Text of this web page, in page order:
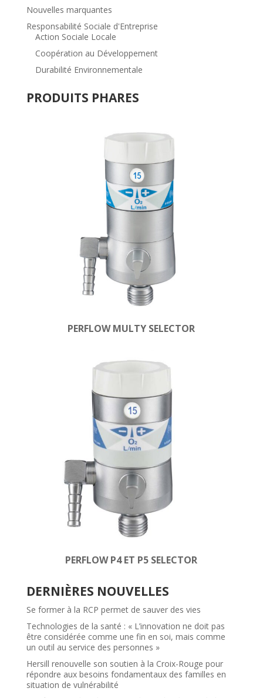
Nouvelles marquantes
Responsabilité Sociale d'Entreprise
Action Sociale Locale
Coopération au Développement
Durabilité Environnementale
PRODUITS PHARES
PERFLOW MULTY SELECTOR
PERFLOW P4 ET P5 SELECTOR
DERNIÈRES NOUVELLES
Se former à la RCP permet de sauver des vies
Technologies de la santé : « L’innovation ne doit pas
être considérée comme une fin en soi, mais comme
un outil au service des personnes »
Hersill renouvelle son soutien à la Croix-Rouge pour
répondre aux besoins fondamentaux des familles en
situation de vulnérabilité